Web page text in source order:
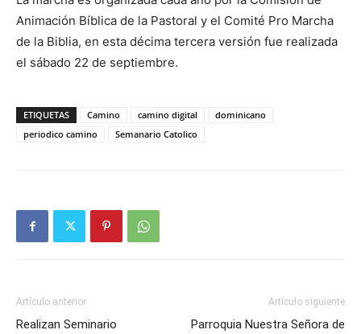
Animación Bíblica de la Pas­toral y el Comité Pro Marcha
de la Biblia, en esta décima tercera versión fue realizada
el sábado 22 de septiembre.
ETIQUETAS Camino camino digital
dominicano
periodico camino
Semanario Catolico
Artículo anterior
Realizan Seminario
Artículo siguiente
Parroquia Nuestra Señora de